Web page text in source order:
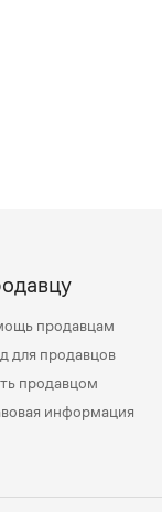
продавцам
для продавцов
продавцом
информация